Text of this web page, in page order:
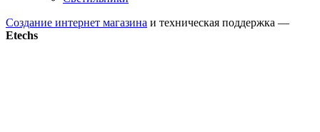
Создание интернет магазина и техническая поддержка —
Etechs